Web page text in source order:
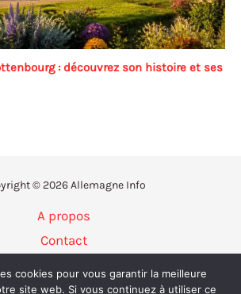
: découvrez son histoire et ses
© 2026 Allemagne Info
A propos
Contact
Mentions légales
cookies pour vous garantir la meilleure
site web. Si vous continuez à utiliser ce